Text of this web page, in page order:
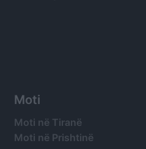
Moti
Moti në Tiranë
Moti në Prishtinë